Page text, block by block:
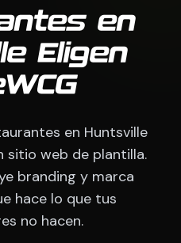
en
Eligen
en Huntsville
sitio web de plantilla.
branding y marca
hace lo que tus
no hacen.